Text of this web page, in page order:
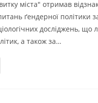
міста" отримав
ґендерної політики
досліджень, що
а також за…